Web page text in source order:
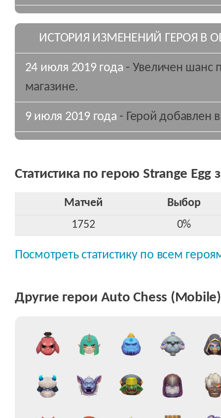
ИСТОРИЯ ИЗМЕНЕНИЙ ГЕРОЯ В
24 июля 2019 года - Увеличен шанс
магазине.
9 июля 2019 года - Герой добавлен
Статистика по герою Strange Egg
Матчей
Выбор
1752
0%
Посмотреть статистику по всем
Другие герои Auto Chess (Mobile)